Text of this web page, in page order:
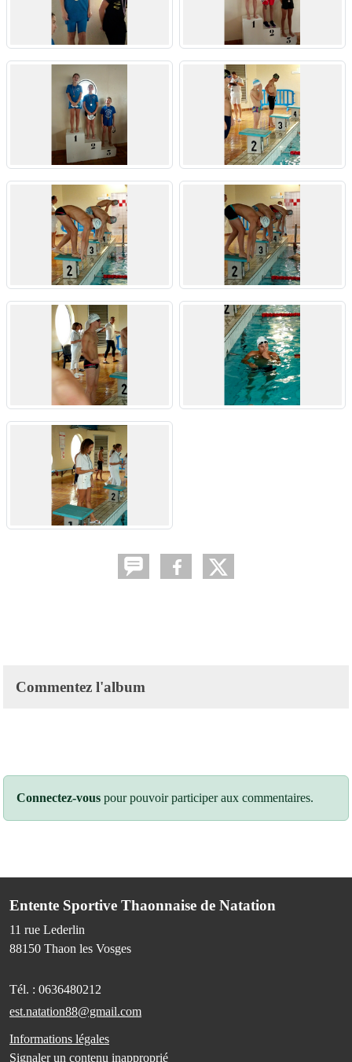
Commentez l'album
Connectez-vous pour pouvoir participer aux commentaires.
Entente Sportive Thaonnaise de Natation
11 rue Lederlin
88150 Thaon les Vosges
Tél. : 0636480212
est.natation88@gmail.com
Informations légales
Signaler un contenu inapproprié